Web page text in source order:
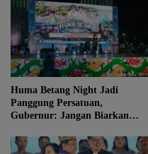
Huma Betang Night Jadi
Panggung Persatuan,
Gubernur: Jangan Biarkan
Kalteng